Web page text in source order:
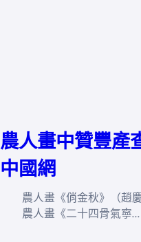
農人畫中贊豐產
中國網
農人畫《俏金秋》（趙慶
農人畫《二十四骨氣寧…